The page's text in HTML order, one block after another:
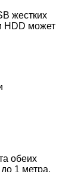
жестких
HDD может
обеих
1 метра,